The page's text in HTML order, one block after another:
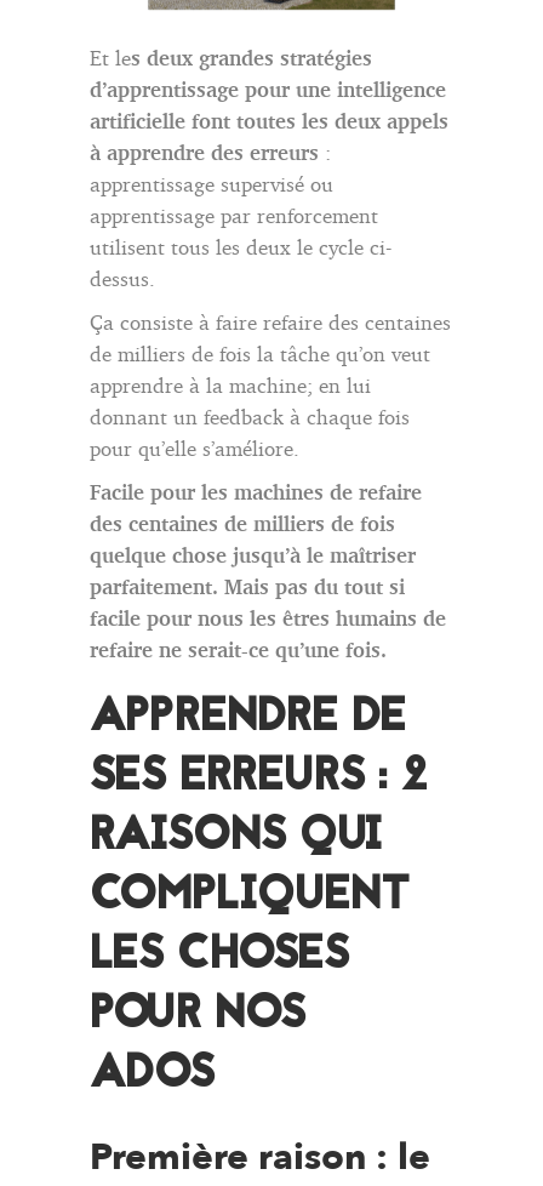
Et les deux grandes stratégies
d’apprentissage pour une intelligence
artificielle font toutes les deux appels
à apprendre des erreurs :
apprentissage supervisé ou
apprentissage par renforcement
utilisent tous les deux le cycle ci-
dessus.
Ça consiste à faire refaire des centaines
de milliers de fois la tâche qu’on veut
apprendre à la machine; en lui
donnant un feedback à chaque fois
pour qu’elle s’améliore.
Facile pour les machines de refaire
des centaines de milliers de fois
quelque chose jusqu’à le maîtriser
parfaitement. Mais pas du tout si
facile pour nous les êtres humains de
refaire ne serait-ce qu’une fois.
APPRENDRE DE
SES ERREURS : 2
RAISONS QUI
COMPLIQUENT
LES CHOSES
POUR NOS
ADOS
Première raison : le